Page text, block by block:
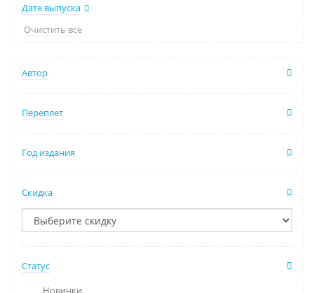
Дате выпуска
Очистить все
Автор
Переплет
Год издания
Скидка
Статус